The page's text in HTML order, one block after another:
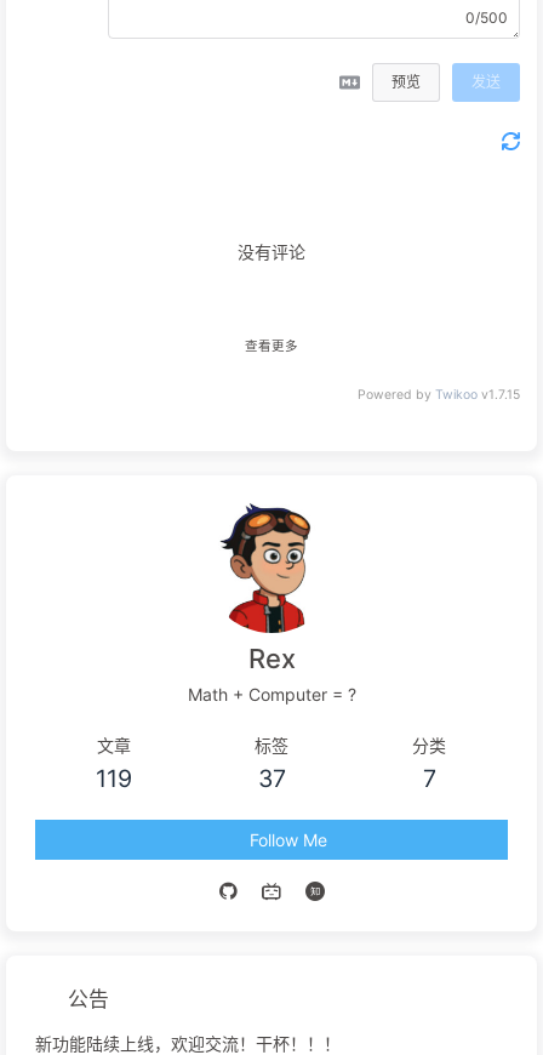
0/500
预览 发送
没有评论
查看更多
Powered by Twikoo v1.7.15
Rex
Math + Computer = ?
文章
119
标签
37
分类
7
Follow Me
公告
新功能陆续上线，欢迎交流！干杯！！！